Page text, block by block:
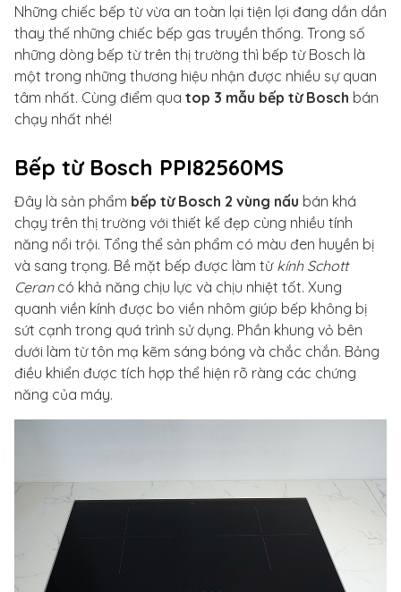
Những chiếc bếp từ vừa an toàn lại tiện lợi đang dần dần
thay thế những chiếc bếp gas truyền thống. Trong số
những dòng bếp từ trên thị trường thì bếp từ Bosch là
một trong những thương hiệu nhận được nhiều sự quan
tâm nhất. Cùng điểm qua top 3 mẫu bếp từ Bosch bán
chạy nhất nhé!
Bếp từ Bosch PPI82560MS
Đây là sản phẩm bếp từ Bosch 2 vùng nấu bán khá
chạy trên thị trường với thiết kế đẹp cùng nhiều tính
năng nổi trội. Tổng thể sản phẩm có màu đen huyền bị
và sang trọng. Bề mặt bếp được làm từ kính Schott
Cerancó khả năng chịu lực và chịu nhiệt tốt. Xung
quanh viền kính được bo viền nhôm giúp bếp không bị
sứt cạnh trong quá trình sử dụng. Phần khung vỏ bên
dưới làm từ tôn mạ kẽm sáng bóng và chắc chắn. Bảng
điều khiển được tích hợp thể hiện rõ ràng các chứng
năng của máy.